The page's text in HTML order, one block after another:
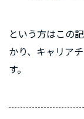
という方はこの
かり、キャリア
す。